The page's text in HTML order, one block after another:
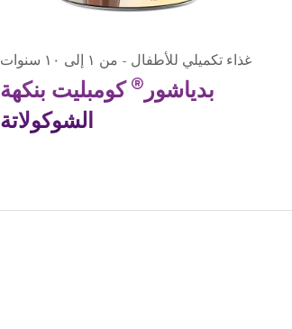
غذاء تكميلي للأطفال - من ١ إلى ١٠ سنوات
بدياشور ® كومبليت بنكهة
الشوكولاتة